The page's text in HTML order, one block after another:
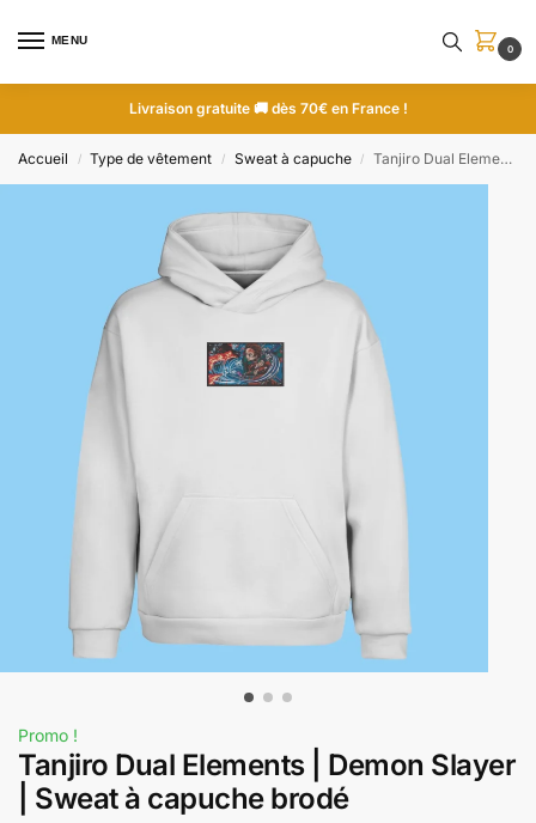
MENU
0
Livraison gratuite 🚚 dès 70€ en France !
Accueil / Type de vêtement / Sweat à capuche / Tanjiro Dual Elements | Demon Slayer | Sweat à capuche brodé
Promo !
Tanjiro Dual Elements | Demon Slayer
| Sweat à capuche brodé